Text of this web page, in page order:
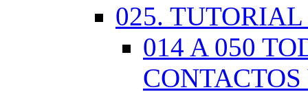
025.
014 A 050